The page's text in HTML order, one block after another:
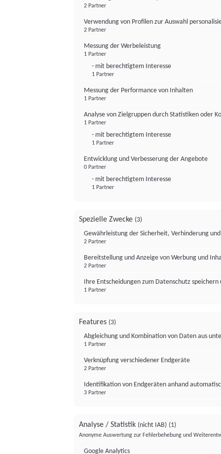
2 Partner
Verwendung von Profilen zur Auswahl
2 Partner
Messung der Werbeleistung
1 Partner
- mit berechtigtem Interesse
1 Partner
Messung der Performance von Inhalten
1 Partner
Analyse von Zielgruppen durch Statistiken oder
1 Partner
- mit berechtigtem Interesse
1 Partner
Entwicklung und Verbesserung der Angebote
0 Partner
- mit berechtigtem Interesse
1 Partner
Spezielle Zwecke (3)
Gewährleistung der Sicherheit, Verhinderung
2 Partner
Bereitstellung und Anzeige von Werbung und
2 Partner
Ihre Entscheidungen zum Datenschutz
1 Partner
Features (3)
Abgleichung und Kombination von Daten aus
1 Partner
Verknüpfung verschiedener Endgeräte
2 Partner
Identifikation von Endgeräten anhand
3 Partner
Analyse / Statistik (nicht IAB) (1)
Anonyme Auswertung zur Fehlerbehebung und
Google Analytics